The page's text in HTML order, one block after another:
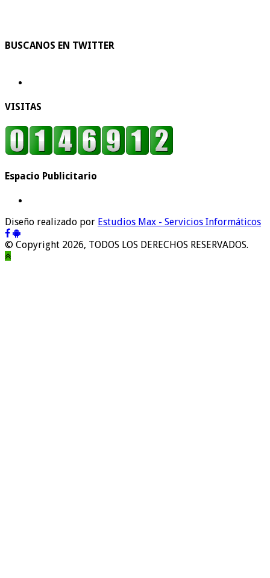
BUSCANOS EN TWITTER
VISITAS
Espacio Publicitario
Diseño realizado por Estudios Max - Servicios Informáticos
© Copyright 2026, TODOS LOS DERECHOS RESERVADOS.